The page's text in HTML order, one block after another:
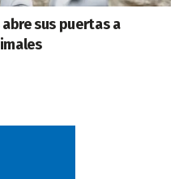
sus puertas a